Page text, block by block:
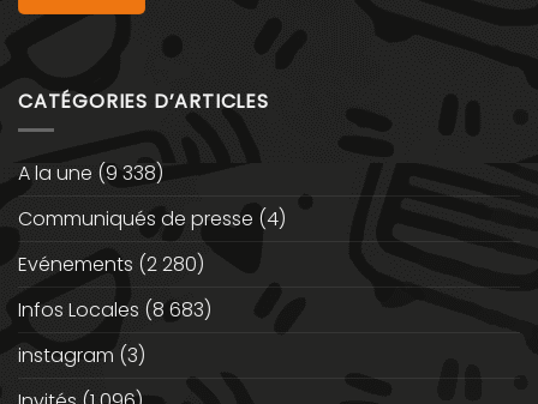
CATÉGORIES D’ARTICLES
A la une (9 338)
Communiqués de presse (4)
Evénements (2 280)
Infos Locales (8 683)
instagram (3)